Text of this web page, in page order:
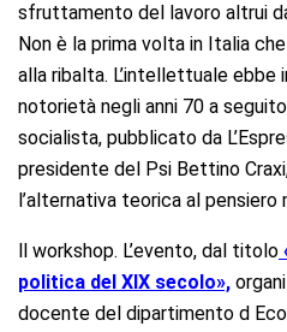
sfruttamento del lavoro altrui
Non è la prima volta in Italia
alla ribalta. L’intellettuale
notorietà negli anni 70 a
socialista, pubblicato da
presidente del Psi Bettino
l’alternativa teorica al pensiero
ll workshop. L’evento, dal titolo
politica del XIX secolo»,
docente del dipartimento d